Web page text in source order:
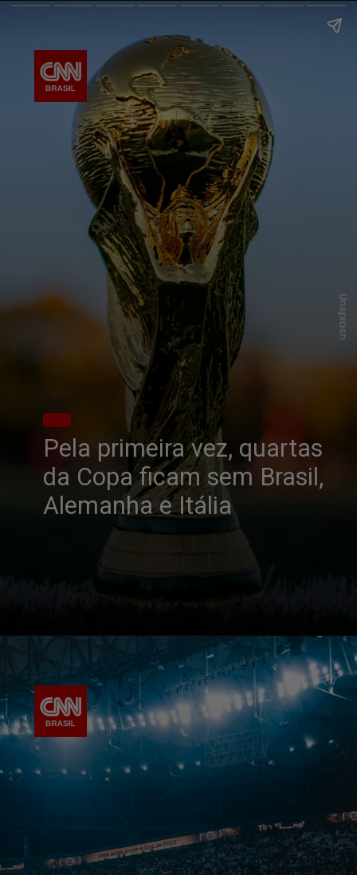
Pela primeira vez, quartas
da Copa ficam sem Brasil,
Alemanha e Itália
Unsplash